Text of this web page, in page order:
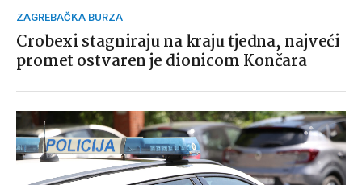
ZAGREBAČKA BURZA
Crobexi stagniraju na kraju tjedna, najveći
promet ostvaren je dionicom Končara